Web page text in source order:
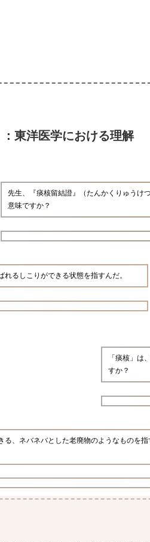
東洋医学における理解
先生、『痰核留結證』（たんかくりゅうけ
意味ですか？
るしこりができる状態を指すんだ。
「痰核」は
すか？
、ネバネバとした老廃物のようなものを